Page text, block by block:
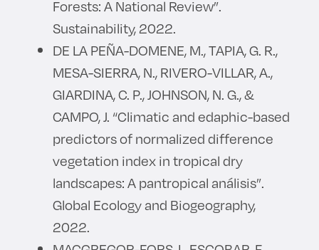
Forests: A National Review”.
Sustainability, 2022.
DE LA PEÑA-DOMENE, M., TAPIA, G. R.,
MESA-SIERRA, N., RIVERO-VILLAR, A.,
GIARDINA, C. P., JOHNSON, N. G., &
CAMPO, J. “Climatic and edaphic-based
predictors of normalized difference
vegetation index in tropical dry
landscapes: A pantropical análisis”.
Global Ecology and Biogeography,
2022.